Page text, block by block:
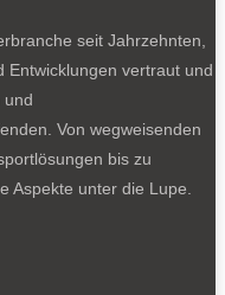
seit Jahrzehnten,
Entwicklungen vertraut und
und
Von wegweisenden
bis zu
Aspekte unter die Lupe.